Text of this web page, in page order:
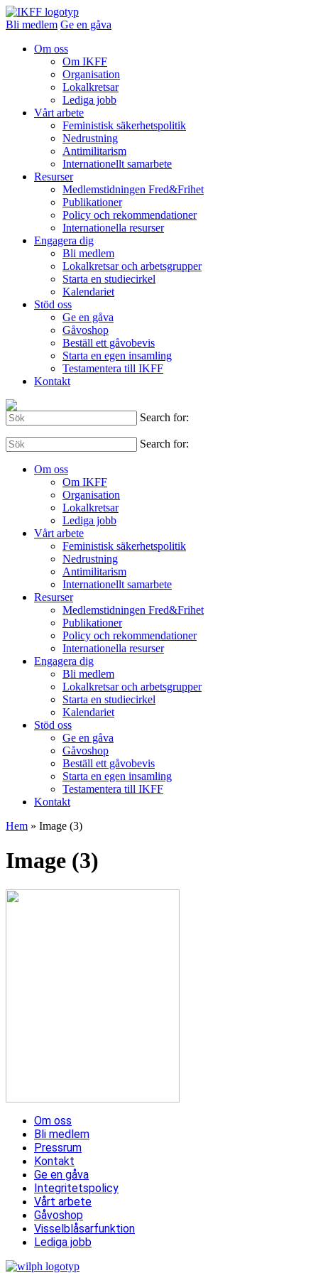
Bli medlem Ge en gåva
Om oss
Om IKFF
Organisation
Lokalkretsar
Lediga jobb
Vårt arbete
Feministisk säkerhetspolitik
Nedrustning
Antimilitarism
Internationellt samarbete
Resurser
Medlemstidningen Fred&Frihet
Publikationer
Policy och rekommendationer
Internationella resurser
Engagera dig
Bli medlem
Lokalkretsar och arbetsgrupper
Starta en studiecirkel
Kalendariet
Stöd oss
Ge en gåva
Gåvoshop
Beställ ett gåvobevis
Starta en egen insamling
Testamentera till IKFF
Kontakt
Search for:
Search for:
Om oss
Om IKFF
Organisation
Lokalkretsar
Lediga jobb
Vårt arbete
Feministisk säkerhetspolitik
Nedrustning
Antimilitarism
Internationellt samarbete
Resurser
Medlemstidningen Fred&Frihet
Publikationer
Policy och rekommendationer
Internationella resurser
Engagera dig
Bli medlem
Lokalkretsar och arbetsgrupper
Starta en studiecirkel
Kalendariet
Stöd oss
Ge en gåva
Gåvoshop
Beställ ett gåvobevis
Starta en egen insamling
Testamentera till IKFF
Kontakt
Hem » Image (3)
Image (3)
Om oss
Bli medlem
Pressrum
Kontakt
Ge en gåva
Integritetspolicy
Vårt arbete
Gåvoshop
Visselblåsarfunktion
Lediga jobb